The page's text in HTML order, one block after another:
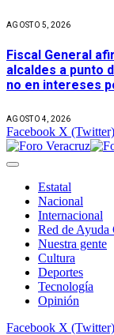
AGOSTO 5, 2026
Fiscal General
alcaldes a punto
no en intereses
AGOSTO 4, 2026
Facebook X (Twitter)
Estatal
Nacional
Internacional
Red de Ayuda
Nuestra gente
Cultura
Deportes
Tecnología
Opinión
Facebook X (Twitter)